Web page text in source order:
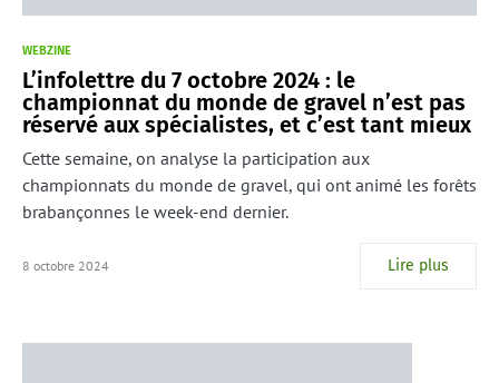
WEBZINE
L’infolettre du 7 octobre 2024 : le
championnat du monde de gravel n’est pas
réservé aux spécialistes, et c’est tant mieux
Cette semaine, on analyse la participation aux
championnats du monde de gravel, qui ont animé les forêts
brabançonnes le week-end dernier.
8 octobre 2024 Lire plus